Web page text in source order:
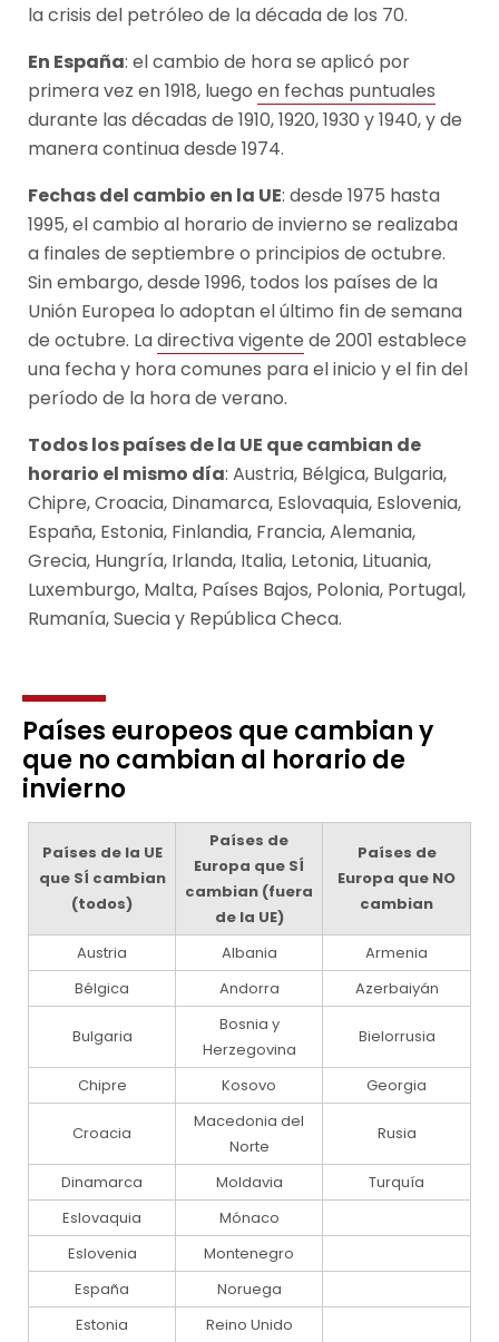
la crisis del petróleo de la década de los 70.
En España: el cambio de hora se aplicó por
primera vez en 1918, luego en fechas puntuales
durante las décadas de 1910, 1920, 1930 y 1940, y de
manera continua desde 1974.
Fechas del cambio en la UE: desde 1975 hasta
1995, el cambio al horario de invierno se realizaba
a finales de septiembre o principios de octubre.
Sin embargo, desde 1996, todos los países de la
Unión Europea lo adoptan el último fin de semana
de octubre. Ladirectiva vigente de 2001 establece
una fecha y hora comunes para el inicio y el fin del
período de la hora de verano.
Todos los países de la UE que cambian de
horario el mismo día: Austria, Bélgica, Bulgaria,
Chipre, Croacia, Dinamarca, Eslovaquia, Eslovenia,
España, Estonia, Finlandia, Francia, Alemania,
Grecia, Hungría, Irlanda, Italia, Letonia, Lituania,
Luxemburgo, Malta, Países Bajos, Polonia, Portugal,
Rumanía, Suecia y República Checa.
Países europeos que cambian y
que no cambian al horario de
invierno
Países de la UE
que SÍ cambian
(todos)
Países de
Europa que SÍ
cambian (fuera
de la UE)
Países de
Europa que NO
cambian
Austria Albania
Armenia
Bélgica
Andorra Azerbaiyán
Bulgaria
Bosnia y
Herzegovina
Bielorrusia
Chipre Kosovo Georgia
Croacia
Macedonia del
Norte
Rusia
Dinamarca Moldavia
Turquía
Eslovaquia
Mónaco
Eslovenia
Montenegro
España
Noruega
Estonia
Reino Unido